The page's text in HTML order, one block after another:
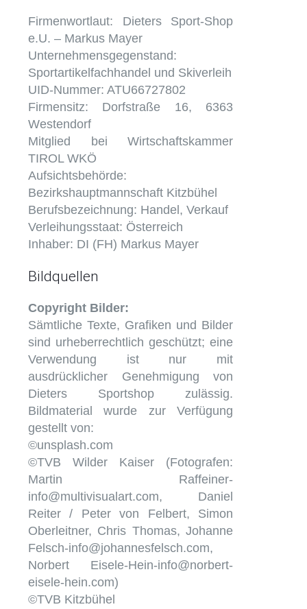
Firmenwortlaut: Dieters Sport-Shop
e.U. – Markus Mayer
Unternehmensgegenstand:
Sportartikelfachhandel und Skiverleih
UID-Nummer: ATU66727802
Firmensitz: Dorfstraße 16, 6363
Westendorf
Mitglied bei Wirtschaftskammer
TIROL WKÖ
Aufsichtsbehörde:
Bezirkshauptmannschaft Kitzbühel
Berufsbezeichnung: Handel, Verkauf
Verleihungsstaat: Österreich
Inhaber: DI (FH) Markus Mayer
Bildquellen
Copyright Bilder:
Sämtliche Texte, Grafiken und Bilder
sind urheberrechtlich geschützt; eine
Verwendung ist nur mit
ausdrücklicher Genehmigung von
Dieters Sportshop zulässig.
Bildmaterial wurde zur Verfügung
gestellt von:
©unsplash.com
©TVB Wilder Kaiser (Fotografen:
Martin Raffeiner-
info@multivisualart.com, Daniel
Reiter / Peter von Felbert, Simon
Oberleitner, Chris Thomas, Johanne
Felsch-info@johannesfelsch.com,
Norbert Eisele-Hein-info@norbert-
eisele-hein.com)
©TVB Kitzbühel